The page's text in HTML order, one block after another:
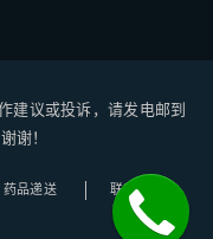
建议或投诉，请发电邮到
谢！
药品递送
联系我们